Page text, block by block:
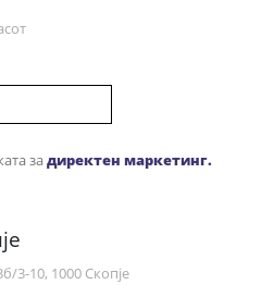
задиректен маркетинг.
3-10, 1000 Скопје